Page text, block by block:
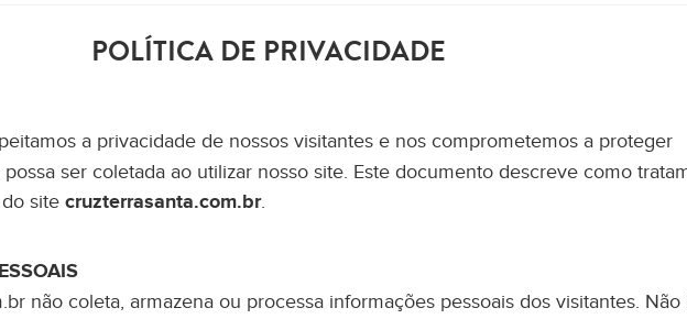
POLÍTICA DE PRIVACIDADE
a privacidade de nossos visitantes e nos comprometemos a proteger
ser coletada ao utilizar nosso site. Este documento descreve como
site cruzterrasanta.com.br.
não coleta, armazena ou processa informações pessoais dos visitantes. Não